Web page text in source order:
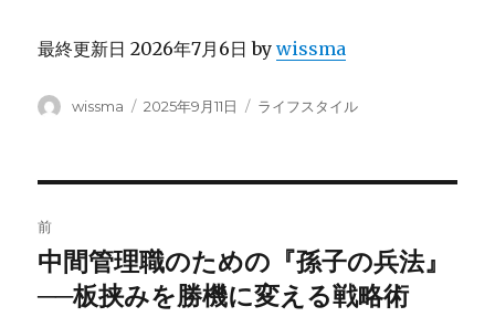
最終更新日 2026年7月6日 bywissma
投
wissma
投
2025年9月11日
カ
ライフスタイル
稿
ナ
前
前
の
中間管理職のための『孫子の兵法』
──板挟みを勝機に変える戦略術